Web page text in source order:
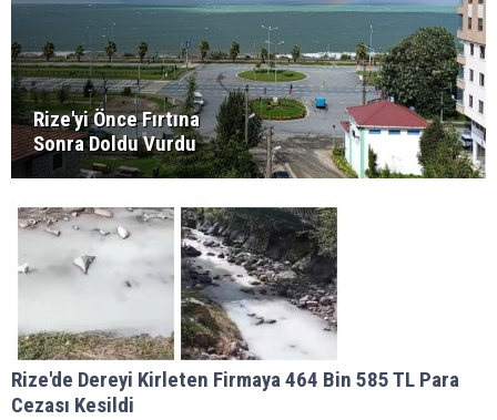
Rize'yi Önce Fırtına
Sonra Doldu Vurdu
Rize'de Dereyi Kirleten Firmaya 464 Bin 585 TL Para
Cezası Kesildi